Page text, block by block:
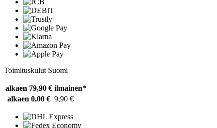
Toimituskulut Suomi
alkaen 79,90 € ilmainen*
alkaen 0,00 € 9,90 €